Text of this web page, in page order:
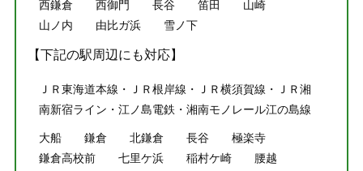
西鎌倉
西御門 長谷 笛田
山崎
山ノ内
由比ガ浜 雪ノ下
【下記の駅周辺にも対応】
ＪＲ東海道本線・ＪＲ根岸線・ＪＲ横須賀線・ＪＲ湘
南新宿ライン・江ノ島電鉄・湘南モノレール江の島線
大船 鎌倉 北鎌倉 長谷
極楽寺
鎌倉高校前
七里ケ浜 稲村ケ崎
腰越